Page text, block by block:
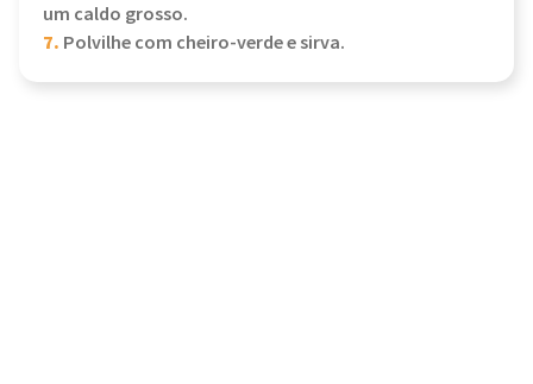
um caldo grosso.
7. Polvilhe com cheiro-verde e sirva.